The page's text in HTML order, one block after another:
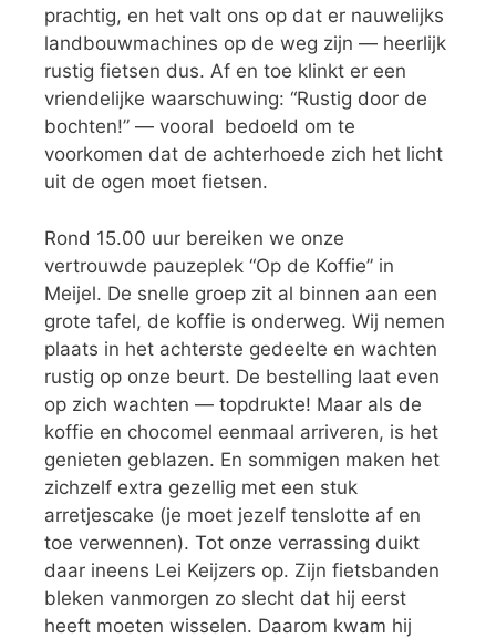
prachtig, en het valt ons op dat er nauwelijks
landbouwmachines op de weg zijn — heerlijk
rustig fietsen dus. Af en toe klinkt er een
vriendelijke waarschuwing: “Rustig door de
bochten!” — vooral bedoeld om te
voorkomen dat de achterhoede zich het licht
uit de ogen moet fietsen.
Rond 15.00 uur bereiken we onze
vertrouwde pauzeplek “Op de Koffie” in
Meijel. De snelle groep zit al binnen aan een
grote tafel, de koffie is onderweg. Wij nemen
plaats in het achterste gedeelte en wachten
rustig op onze beurt. De bestelling laat even
op zich wachten — topdrukte! Maar als de
koffie en chocomel eenmaal arriveren, is het
genieten geblazen. En sommigen maken het
zichzelf extra gezellig met een stuk
arretjescake (je moet jezelf tenslotte af en
toe verwennen). Tot onze verrassing duikt
daar ineens Lei Keijzers op. Zijn fietsbanden
bleken vanmorgen zo slecht dat hij eerst
heeft moeten wisselen. Daarom kwam hij